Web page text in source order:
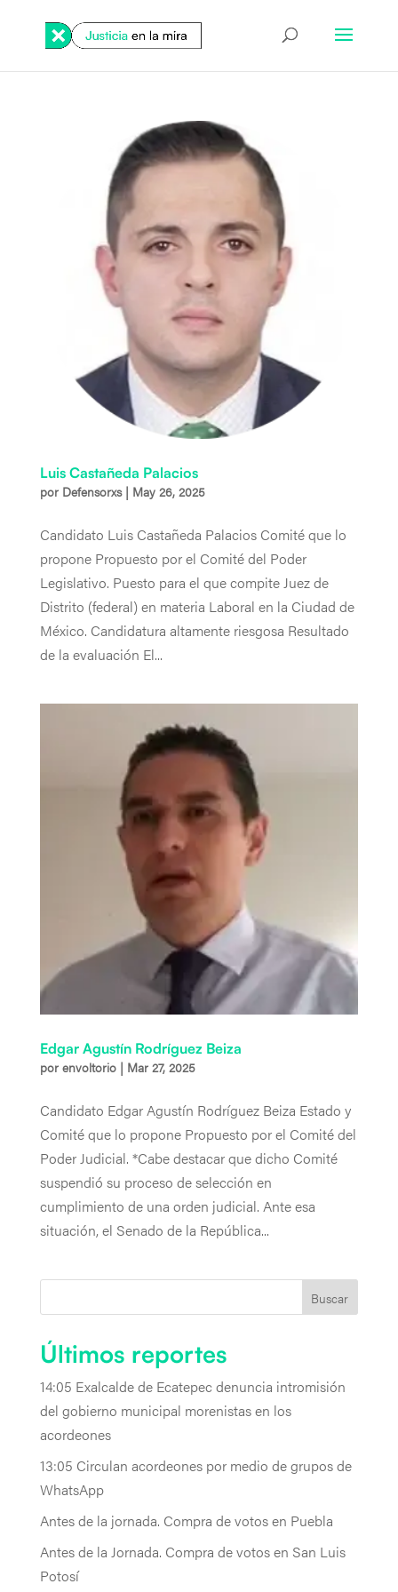
Luis Castañeda Palacios
por Defensorxs| May 26, 2025
Candidato Luis Castañeda Palacios Comité que lo
propone Propuesto por el Comité del Poder
Legislativo. Puesto para el que compite Juez de
Distrito (federal) en materia Laboral en la Ciudad de
México. Candidatura altamente riesgosa Resultado
de la evaluación El...
Edgar Agustín Rodríguez Beiza
por envoltorio| Mar 27, 2025
Candidato Edgar Agustín Rodríguez Beiza Estado y
Comité que lo propone Propuesto por el Comité del
Poder Judicial. *Cabe destacar que dicho Comité
suspendió su proceso de selección en
cumplimiento de una orden judicial. Ante esa
situación, el Senado de la República...
Buscar
Últimos reportes
14:05 Exalcalde de Ecatepec denuncia intromisión
del gobierno municipal morenistas en los
acordeones
13:05 Circulan acordeones por medio de grupos de
WhatsApp
Antes de la jornada. Compra de votos en Puebla
Antes de la Jornada. Compra de votos en San Luis
Potosí